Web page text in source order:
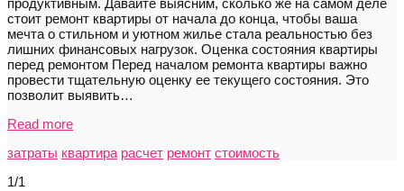
продуктивным. Давайте выясним, сколько же на самом деле
стоит ремонт квартиры от начала до конца, чтобы ваша
мечта о стильном и уютном жилье стала реальностью без
лишних финансовых нагрузок. Оценка состояния квартиры
перед ремонтом Перед началом ремонта квартиры важно
провести тщательную оценку ее текущего состояния. Это
позволит выявить…
Read more
затраты квартира расчет ремонт стоимость
1/1